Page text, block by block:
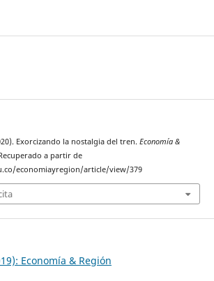
Exorcizando la nostalgia del tren. Economía &
a partir de
economiayregion/article/view/379
Economía & Región